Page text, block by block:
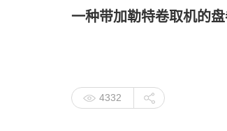
一种带加勒特卷取机的
4332